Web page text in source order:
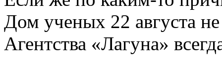
Дом ученых 22 августа не
Агентства «Лагуна»